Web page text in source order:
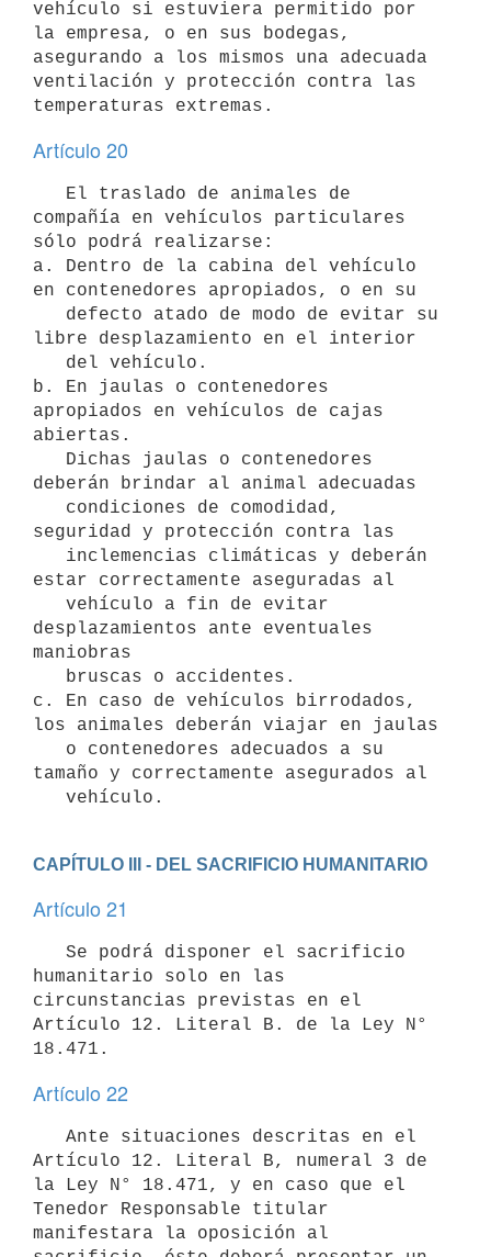
vehículo si estuviera permitido por
la empresa, o en sus bodegas,
asegurando a los mismos una adecuada
ventilación y protección contra las
Artículo 20
compañía en vehículos particulares
sólo podrá realizarse:
a. Dentro de la cabina del vehículo
en contenedores apropiados, o en su
libre desplazamiento en el interior
b. En jaulas o contenedores
apropiados en vehículos de cajas
abiertas.
deberán brindar al animal adecuadas
seguridad y protección contra las
estar correctamente aseguradas al
desplazamientos ante eventuales
maniobras
c. En caso de vehículos birrodados,
los animales deberán viajar en jaulas
tamaño y correctamente asegurados al
   vehículo.
CAPÍTULO III - DEL SACRIFICIO HUMANITARIO
Artículo 21
humanitario solo en las
circunstancias previstas en el
Artículo 12. Literal B. de la Ley N°
Artículo 22
Artículo 12. Literal B, numeral 3 de
la Ley N° 18.471, y en caso que el
Tenedor Responsable titular
manifestara la oposición al